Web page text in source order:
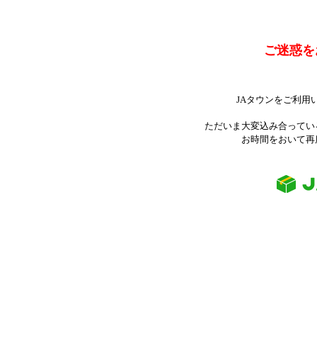
ご迷惑
JAタウンをご利用
ただいま大変込み合って
お時間をおいて